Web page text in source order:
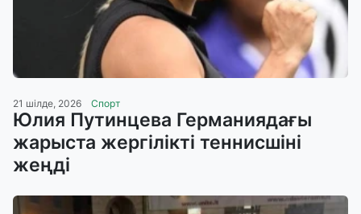
21 шілде, 2026 Спорт
Юлия Путинцева Германиядағы
жарыста жергілікті теннисшіні
жеңді